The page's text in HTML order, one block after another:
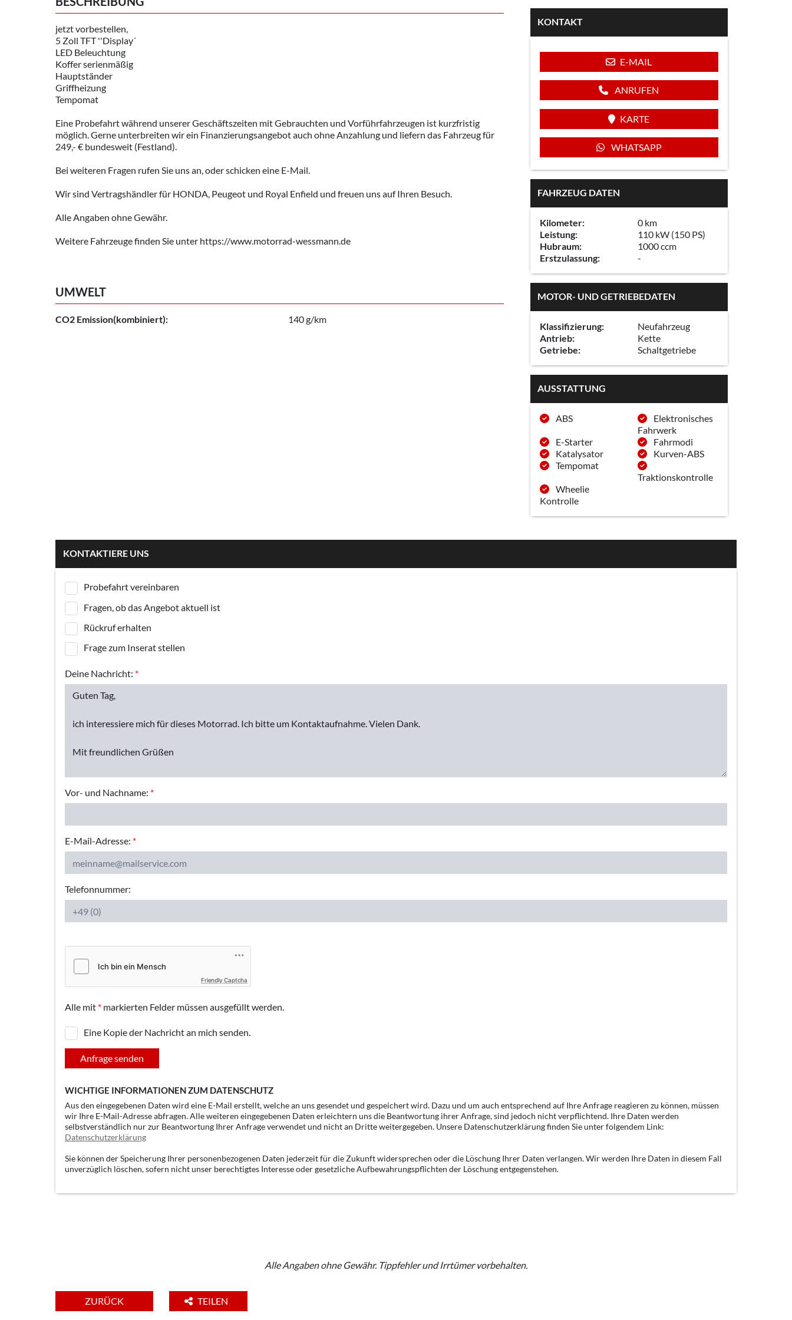
jetzt vorbestellen,
5 Zoll TFT ''Display´
LED Beleuchtung
Koffer serienmäßig
Hauptständer
Griffheizung
Tempomat
Eine Probefahrt während unserer Geschäftszeiten mit Gebrauchten und Vorführfahrzeugen ist kurzfristig
möglich. Gerne unterbreiten wir ein Finanzierungsangebot auch ohne Anzahlung und liefern das Fahrzeug für
249,- € bundesweit (Festland).
Bei weiteren Fragen rufen Sie uns an, oder schicken eine E-Mail.
Wir sind Vertragshändler für HONDA, Peugeot und Royal Enfield und freuen uns auf Ihren Besuch.
Alle Angaben ohne Gewähr.
Weitere Fahrzeuge finden Sie unter https://www.motorrad-wessmann.de
UMWELT
CO2 Emission(kombiniert): 140 g/km
KONTAKT
E-MAIL
ANRUFEN
KARTE
WHATSAPP
FAHRZEUG DATEN
Kilometer:
0 km
Leistung:
110 kW (150 PS)
Hubraum:
1000 ccm
Erstzulassung:
-
MOTOR- UND GETRIEBEDATEN
Klassifizierung:
Neufahrzeug
Antrieb:
Kette
Getriebe:
Schaltgetriebe
AUSSTATTUNG
ABS
Elektronisches
Fahrwerk
E-Starter
Fahrmodi
Katalysator
Kurven-ABS
Tempomat
Traktionskontrolle
Wheelie
Kontrolle
KONTAKTIERE UNS
Probefahrt vereinbaren
Fragen, ob das Angebot aktuell ist
Rückruf erhalten
Frage zum Inserat stellen
Deine Nachricht: *
Vor- und Nachname: *
E-Mail-Adresse: *
Telefonnummer:
Friendly Captcha
Alle mit * markierten Felder müssen ausgefüllt werden.
Eine Kopie der Nachricht an mich senden.
Anfrage senden
WICHTIGE INFORMATIONEN ZUM DATENSCHUTZ
Aus den eingegebenen Daten wird eine E-Mail erstellt, welche an uns gesendet und gespeichert wird. Dazu und um auch entsprechend auf Ihre Anfrage reagieren zu können, müssen
wir Ihre E-Mail-Adresse abfragen. Alle weiteren eingegebenen Daten erleichtern uns die Beantwortung ihrer Anfrage, sind jedoch nicht verpflichtend. Ihre Daten werden
selbstverständlich nur zur Beantwortung Ihrer Anfrage verwendet und nicht an Dritte weitergegeben. Unsere Datenschutzerklärung finden Sie unter folgendem Link:
Datenschutzerklärung
Sie können der Speicherung Ihrer personenbezogenen Daten jederzeit für die Zukunft widersprechen oder die Löschung Ihrer Daten verlangen. Wir werden Ihre Daten in diesem Fall
unverzüglich löschen, sofern nicht unser berechtigtes Interesse oder gesetzliche Aufbewahrungspflichten der Löschung entgegenstehen.
Alle Angaben ohne Gewähr. Tippfehler und Irrtümer vorbehalten.
ZURÜCK TEILEN